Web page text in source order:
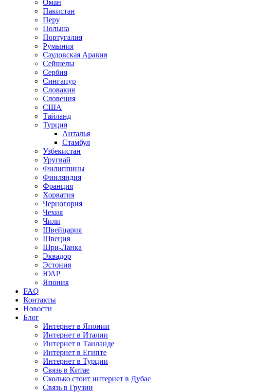
Оман
Пакистан
Перу
Польша
Португалия
Румыния
Саудовская Аравия
Сейшелы
Сербия
Сингапур
Словакия
Словения
США
Тайланд
Турция
Анталья
Стамбул
Узбекистан
Уругвай
Филиппины
Финляндия
Франция
Хорватия
Черногория
Чехия
Чили
Швейцария
Швеция
Шри-Ланка
Эквадор
Эстония
ЮАР
Япония
FAQ
Контакты
Новости
Блог
Интернет в Японии
Интернет в Италии
Интернет в Таиланде
Интернет в Египте
Интернет в Турции
Связь в Китае
Сколько стоит интернет в Дубае
Связь в Грузии